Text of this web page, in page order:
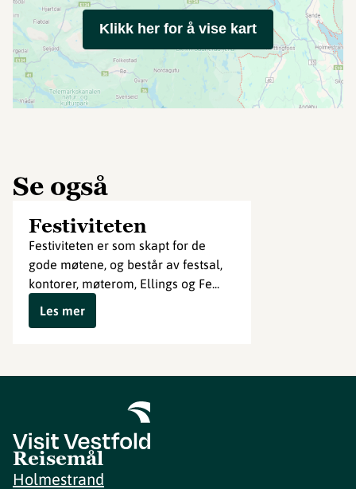
Klikk her for å vise kart
Se også
Festiviteten
Festiviteten er som skapt for de
gode møtene, og består av festsal,
kontorer, møterom, Ellings og Fe...
Les mer
Reisemål
Holmestrand